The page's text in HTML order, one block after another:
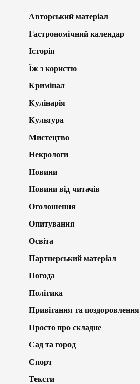
Авторський матеріал
Гастрономічний календар
Історія
Їж з користю
Кримінал
Кулінарія
Культура
Мистецтво
Некрологи
Новини
Новини від читачів
Оголошення
Опитування
Освіта
Партнерський матеріал
Погода
Політика
Привітання та поздоровлення
Просто про складне
Сад та город
Спорт
Тексти